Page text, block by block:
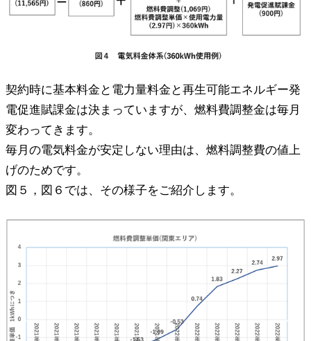
契約時に基本料金と電力量料金と再生可能エネルギー発
電促進賦課金は決まっていますが、燃料費調整金は毎月
変わってきます。
毎月の電気料金が安定しない理由は、燃料調整費の値上
げのためです。
図５，図６では、その様子をご紹介します。